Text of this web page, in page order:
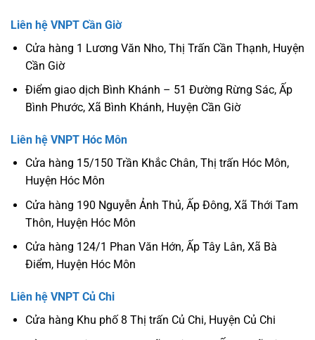
Liên hệ VNPT Cần Giờ
Cửa hàng 1 Lương Văn Nho, Thị Trấn Cần Thạnh, Huyện
Cần Giờ
Điểm giao dịch Bình Khánh – 51 Đường Rừng Sác, Ấp
Bình Phước, Xã Bình Khánh, Huyện Cần Giờ
Liên hệ VNPT Hóc Môn
Cửa hàng 15/150 Trần Khắc Chân, Thị trấn Hóc Môn,
Huyện Hóc Môn
Cửa hàng 190 Nguyễn Ảnh Thủ, Ấp Đông, Xã Thới Tam
Thôn, Huyện Hóc Môn
Cửa hàng 124/1 Phan Văn Hớn, Ấp Tây Lân, Xã Bà
Điểm, Huyện Hóc Môn
Liên hệ VNPT Củ Chi
Cửa hàng Khu phố 8 Thị trấn Củ Chi, Huyện Củ Chi